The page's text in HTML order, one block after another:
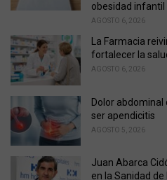
obesidad infantil
AGOSTO 6, 2026
La Farmacia
fortalecer la
AGOSTO 6, 2026
Dolor abdominal
ser apendicitis
AGOSTO 5, 2026
Juan Abarca
en la Sanidad de